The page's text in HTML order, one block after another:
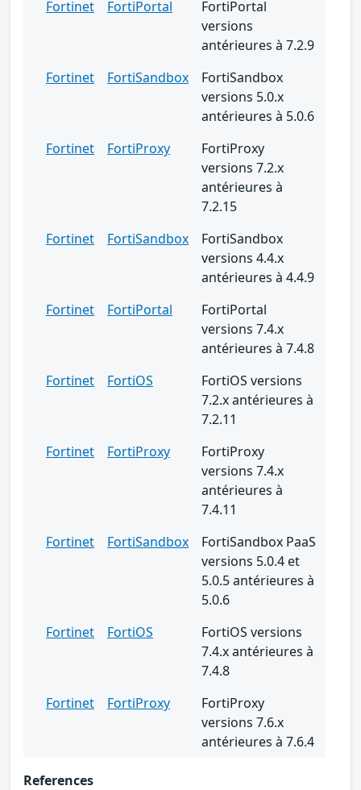
Fortinet FortiPortal
FortiPortal
versions
antérieures à 7.2.9
Fortinet
FortiSandbox
FortiSandbox
versions 5.0.x
antérieures à 5.0.6
Fortinet
FortiProxy
FortiProxy
versions 7.2.x
antérieures à
7.2.15
Fortinet
FortiSandbox
FortiSandbox
versions 4.4.x
antérieures à 4.4.9
Fortinet
FortiPortal
FortiPortal
versions 7.4.x
antérieures à 7.4.8
Fortinet
FortiOS
FortiOS versions
7.2.x antérieures à
7.2.11
Fortinet
FortiProxy
FortiProxy
versions 7.4.x
antérieures à
7.4.11
Fortinet
FortiSandbox
FortiSandbox PaaS
versions 5.0.4 et
5.0.5 antérieures à
5.0.6
Fortinet
FortiOS
FortiOS versions
7.4.x antérieures à
7.4.8
Fortinet
FortiProxy
FortiProxy
versions 7.6.x
antérieures à 7.6.4
References